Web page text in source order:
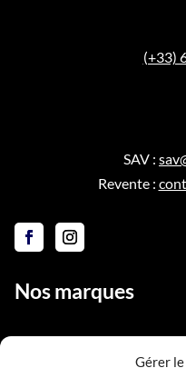
Gérer
(+33)
SAV :
Revente :
Nos marques